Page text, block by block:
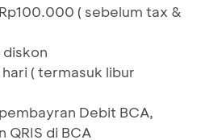
( sebelum tax &
diskon
( termasuk libur
Debit BCA,
QRIS di BCA